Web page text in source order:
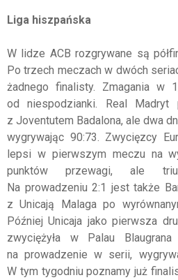
Liga hiszpańska
W lidze ACB rozgrywane są
Po trzech meczach w dwóch
żadnego finalisty. Zmagania w
od niespodzianki. Real Madryt
z Joventutem Badalona, ale dwa
wygrywając 90:73. Zwycięzcy
lepsi w pierwszym meczu na
punktów przewagi, ale
Na prowadzeniu 2:1 jest także
z Unicają Malaga po
Później Unicaja jako pierwsza
zwyciężyła w Palau
na prowadzenie w serii,
W tym tygodniu poznamy już